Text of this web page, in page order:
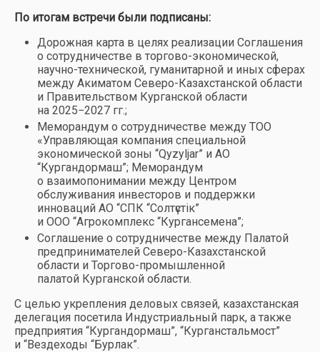
По итогам встречи были подписаны:
Дорожная карта в целях реализации Соглашения
о сотрудничестве в торгово-экономической,
научно-технической, гуманитарной и иных сферах
между Акиматом Северо-Казахстанской области
и Правительством Курганской области
на 2025−2027 гг.;
Меморандум о сотрудничестве между ТОО
«Управляющая компания специальной
экономической зоны “Qyzyljar” и АО
“Кургандормаш”; Меморандум
о взаимопонимании между Центром
обслуживания инвесторов и поддержки
инноваций АО “СПК “Солтүстік”
и ООО “Агрокомплекс “Кургансемена”;
Соглашение о сотрудничестве между Палатой
предпринимателей Северо-Казахстанской
области и Торгово-промышленной
палатой Курганской области.
С целью укрепления деловых связей, казахстанская
делегация посетила Индустриальный парк, а также
предприятия “Кургандормаш”, “Курганстальмост”
и “Вездеходы “Бурлак”.